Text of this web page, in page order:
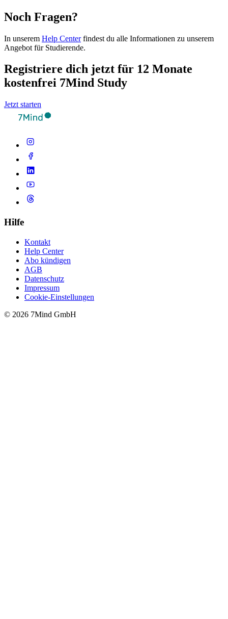
Noch Fragen?
In unserem Help Centerfindest du alle Informationen zu unserem
Angebot für Studierende.
Registriere dich jetzt für 12 Monate
kostenfrei 7Mind Study
Jetzt starten
Hilfe
Kontakt
Help Center
Abo kündigen
AGB
Datenschutz
Impressum
Cookie-Einstellungen
© 2026 7Mind GmbH